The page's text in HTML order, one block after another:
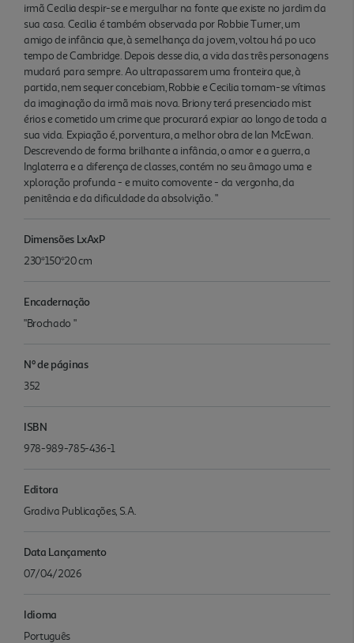
irmã Cecilia despir-se e mergulhar na fonte que existe no jardim da
sua casa. Cecilia é também observada por Robbie Turner, um
amigo de infância que, à semelhança da jovem, voltou há po uco
tempo de Cambridge. Depois desse dia, a vida das três personagens
mudará para sempre. Ao ultrapassarem uma fronteira que, à
partida, nem sequer concebiam, Robbie e Cecilia tornam-se vítimas
da imaginação da irmã mais nova. Briony terá presenciado mist
érios e cometido um crime que procurará expiar ao longo de toda a
sua vida. Expiação é, porventura, a melhor obra de Ian McEwan.
Descrevendo de forma brilhante a infância, o amor e a guerra, a
Inglaterra e a diferença de classes, contém no seu âmago uma e
xploração profunda - e muito comovente - da vergonha, da
penitência e da dificuldade da absolvição. "
Dimensões LxAxP
230*150*20 cm
Encadernação
"Brochado "
Nº de páginas
352
ISBN
978-989-785-436-1
Editora
Gradiva Publicações, S.A.
Data Lançamento
07/04/2026
Idioma
Português